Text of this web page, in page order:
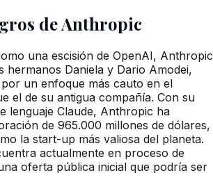
de Anthropic
una escisión de OpenAI, Anthropic
hermanos Daniela y Dario Amodei,
un enfoque más cauto en el
el de su antigua compañía. Con su
lenguaje Claude, Anthropic ha
de 965.000 millones de dólares,
la start-up más valiosa del planeta.
actualmente en proceso de
oferta pública inicial que podría ser